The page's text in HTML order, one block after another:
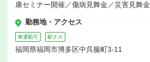
康セミナー開催／傷病見舞金／災害見舞金
勤務地・アクセス
車通勤可 駅チカ
福岡県福岡市博多区中呉服町3-11